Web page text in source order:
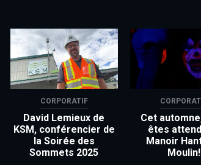
CORPORATIF
David Lemieux de
KSM, conférencier de
la Soirée des
Sommets 2025
Cet
êtes
Manoir
Moulin!